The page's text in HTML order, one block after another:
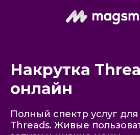
Накрутка
онлайн
Полный спектр услуг для
Threads. Живые